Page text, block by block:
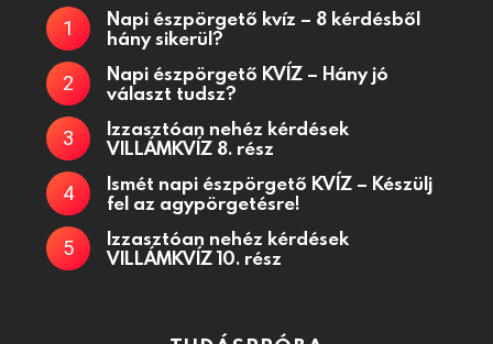
Napi észpörgető kvíz – 8 kérdésből
hány sikerül?
Napi észpörgető KVÍZ – Hány jó
választ tudsz?
Izzasztóan nehéz kérdések
VILLÁMKVÍZ 8. rész
Ismét napi észpörgető KVÍZ – Készülj
fel az agypörgetésre!
Izzasztóan nehéz kérdések
VILLÁMKVÍZ 10. rész